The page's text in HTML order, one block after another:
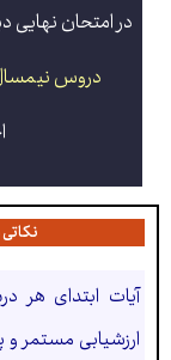
در امتحان نهایی دین و زندگی
دروس
آیات ابتدای هر
ارزشیابی مستمر